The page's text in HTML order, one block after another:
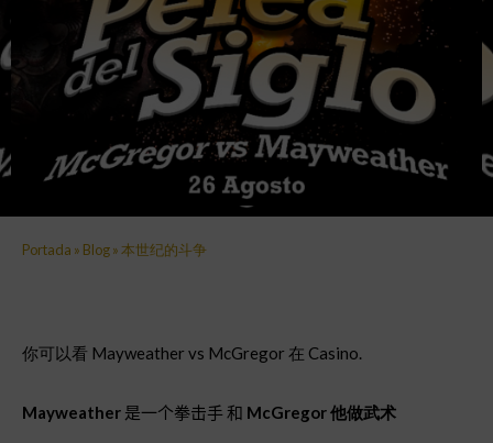
Portada » Blog»本世纪的斗争
你可以看 Mayweather vs McGregor 在 Casino.
Mayweather 是一个拳击手 和 McGregor 他做武术